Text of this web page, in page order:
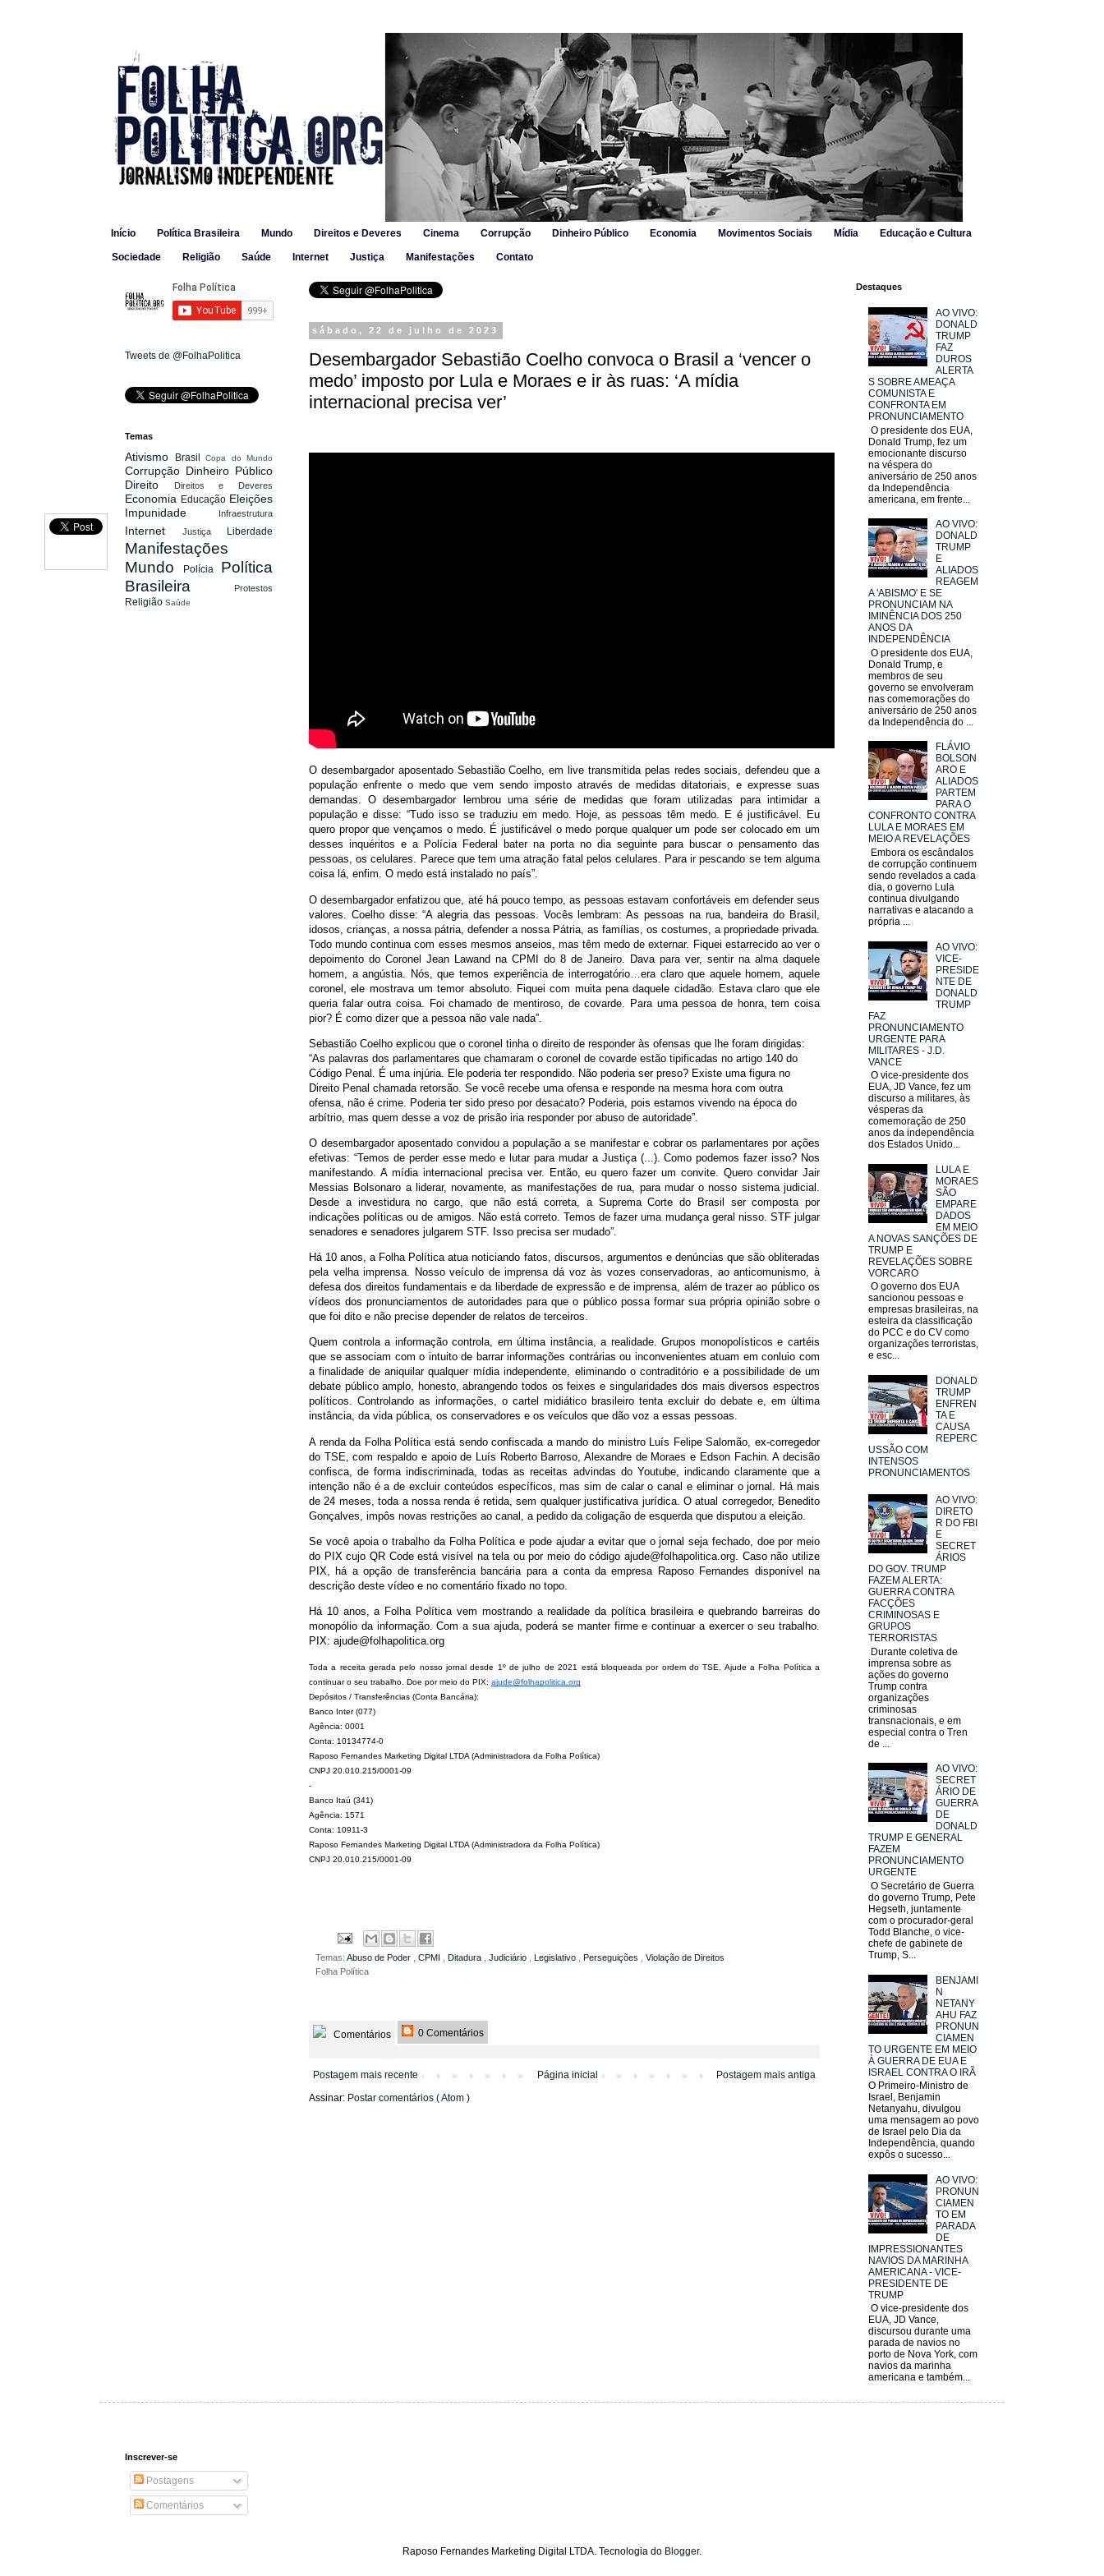
Início Política Brasileira Mundo Direitos e Deveres Cinema Corrupção Dinheiro Público Economia Movimentos Sociais Mídia Educação e Cultura
Sociedade Religião Saúde Internet Justiça Manifestações Contato
sábado, 22 de julho de 2023
Desembargador Sebastião Coelho convoca o Brasil a ‘vencer o
medo’ imposto por Lula e Moraes e ir às ruas: ‘A mídia
internacional precisa ver’
O desembargador aposentado Sebastião Coelho, em live transmitida pelas redes sociais, defendeu que a
população enfrente o medo que vem sendo imposto através de medidas ditatoriais, e expresse suas
demandas. O desembargador lembrou uma série de medidas que foram utilizadas para intimidar a
população e disse: “Tudo isso se traduziu em medo. Hoje, as pessoas têm medo. E é justificável. Eu
quero propor que vençamos o medo. É justificável o medo porque qualquer um pode ser colocado em um
desses inquéritos e a Polícia Federal bater na porta no dia seguinte para buscar o pensamento das
pessoas, os celulares. Parece que tem uma atração fatal pelos celulares. Para ir pescando se tem alguma
coisa lá, enfim. O medo está instalado no país”.
O desembargador enfatizou que, até há pouco tempo, as pessoas estavam confortáveis em defender seus
valores. Coelho disse: “A alegria das pessoas. Vocês lembram: As pessoas na rua, bandeira do Brasil,
idosos, crianças, a nossa pátria, defender a nossa Pátria, as famílias, os costumes, a propriedade privada.
Todo mundo continua com esses mesmos anseios, mas têm medo de externar. Fiquei estarrecido ao ver o
depoimento do Coronel Jean Lawand na CPMI do 8 de Janeiro. Dava para ver, sentir na alma daquele
homem, a angústia. Nós, que temos experiência de interrogatório…era claro que aquele homem, aquele
coronel, ele mostrava um temor absoluto. Fiquei com muita pena daquele cidadão. Estava claro que ele
queria falar outra coisa. Foi chamado de mentiroso, de covarde. Para uma pessoa de honra, tem coisa
pior? É como dizer que a pessoa não vale nada”.
Sebastião Coelho explicou que o coronel tinha o direito de responder às ofensas que lhe foram dirigidas:
“As palavras dos parlamentares que chamaram o coronel de covarde estão tipificadas no artigo 140 do
Código Penal. É uma injúria. Ele poderia ter respondido. Não poderia ser preso? Existe uma figura no
Direito Penal chamada retorsão. Se você recebe uma ofensa e responde na mesma hora com outra
ofensa, não é crime. Poderia ter sido preso por desacato? Poderia, pois estamos vivendo na época do
arbítrio, mas quem desse a voz de prisão iria responder por abuso de autoridade”.
O desembargador aposentado convidou a população a se manifestar e cobrar os parlamentares por ações
efetivas: “Temos de perder esse medo e lutar para mudar a Justiça (...). Como podemos fazer isso? Nos
manifestando. A mídia internacional precisa ver. Então, eu quero fazer um convite. Quero convidar Jair
Messias Bolsonaro a liderar, novamente, as manifestações de rua, para mudar o nosso sistema judicial.
Desde a investidura no cargo, que não está correta, a Suprema Corte do Brasil ser composta por
indicações políticas ou de amigos. Não está correto. Temos de fazer uma mudança geral nisso. STF julgar
senadores e senadores julgarem STF. Isso precisa ser mudado”.
Há 10 anos, a Folha Política atua noticiando fatos, discursos, argumentos e denúncias que são obliteradas
pela velha imprensa. Nosso veículo de imprensa dá voz às vozes conservadoras, ao anticomunismo, à
defesa dos direitos fundamentais e da liberdade de expressão e de imprensa, além de trazer ao público os
vídeos dos pronunciamentos de autoridades para que o público possa formar sua própria opinião sobre o
que foi dito e não precise depender de relatos de terceiros.
Quem controla a informação controla, em última instância, a realidade. Grupos monopolísticos e cartéis
que se associam com o intuito de barrar informações contrárias ou inconvenientes atuam em conluio com
a finalidade de aniquilar qualquer mídia independente, eliminando o contraditório e a possibilidade de um
debate público amplo, honesto, abrangendo todos os feixes e singularidades dos mais diversos espectros
políticos. Controlando as informações, o cartel midiático brasileiro tenta excluir do debate e, em última
instância, da vida pública, os conservadores e os veículos que dão voz a essas pessoas.
A renda da Folha Política está sendo confiscada a mando do ministro Luís Felipe Salomão, ex-corregedor
do TSE, com respaldo e apoio de Luís Roberto Barroso, Alexandre de Moraes e Edson Fachin. A decisão
confisca, de forma indiscriminada, todas as receitas advindas do Youtube, indicando claramente que a
intenção não é a de excluir conteúdos específicos, mas sim de calar o canal e eliminar o jornal. Há mais
de 24 meses, toda a nossa renda é retida, sem qualquer justificativa jurídica. O atual corregedor, Benedito
Gonçalves, impôs novas restrições ao canal, a pedido da coligação de esquerda que disputou a eleição.
Se você apoia o trabalho da Folha Política e pode ajudar a evitar que o jornal seja fechado, doe por meio
do PIX cujo QR Code está visível na tela ou por meio do código ajude@folhapolitica.org. Caso não utilize
PIX, há a opção de transferência bancária para a conta da empresa Raposo Fernandes disponível na
descrição deste vídeo e no comentário fixado no topo.
Há 10 anos, a Folha Política vem mostrando a realidade da política brasileira e quebrando barreiras do
monopólio da informação. Com a sua ajuda, poderá se manter firme e continuar a exercer o seu trabalho.
PIX: ajude@folhapolitica.org
Toda a receita gerada pelo nosso jornal desde 1º de julho de 2021 está bloqueada por ordem do TSE. Ajude a Folha Política a
continuar o seu trabalho. Doe por meio do PIX: ajude@folhapolitica.org
Depósitos / Transferências (Conta Bancária):
Banco Inter (077)
Agência: 0001
Conta: 10134774-0
Raposo Fernandes Marketing Digital LTDA (Administradora da Folha Política)
CNPJ 20.010.215/0001-09
-
Banco Itaú (341)
Agência: 1571
Conta: 10911-3
Raposo Fernandes Marketing Digital LTDA (Administradora da Folha Política)
CNPJ 20.010.215/0001-09
Temas: Abuso de Poder CPMI Ditadura Judiciário Legislativo Perseguições
Violação de Direitos
Folha Política
Comentários 0 Comentários
Postagem mais recente Postagem mais antiga
Página inicial
Assinar: Postar comentários ( Atom )
Tweets de @FolhaPolitica
Temas
Ativismo Brasil Copa do Mundo
Corrupção Dinheiro Público
Direito
Direitos e Deveres
Economia Educação Eleições
Impunidade
Infraestrutura
Internet Justiça Liberdade
Manifestações
Mundo
Polícia Política
Brasileira
Protestos
Religião Saúde
Destaques
AO VIVO:
DONALD
TRUMP
FAZ
DUROS
ALERTA
S SOBRE AMEAÇA
COMUNISTA E
CONFRONTA EM
PRONUNCIAMENTO
O presidente dos EUA,
Donald Trump, fez um
emocionante discurso
na véspera do
aniversário de 250 anos
da Independência
americana, em frente...
AO VIVO:
DONALD
TRUMP
E
ALIADOS
REAGEM
A 'ABISMO' E SE
PRONUNCIAM NA
IMINÊNCIA DOS 250
ANOS DA
INDEPENDÊNCIA
O presidente dos EUA,
Donald Trump, e
membros de seu
governo se envolveram
nas comemorações do
aniversário de 250 anos
da Independência do ...
FLÁVIO
BOLSON
ARO E
ALIADOS
PARTEM
PARA O
CONFRONTO CONTRA
LULA E MORAES EM
MEIO A REVELAÇÕES
Embora os escândalos
de corrupção continuem
sendo revelados a cada
dia, o governo Lula
continua divulgando
narrativas e atacando a
própria ...
AO VIVO:
VICE-
PRESIDE
NTE DE
DONALD
TRUMP
FAZ
PRONUNCIAMENTO
URGENTE PARA
MILITARES - J.D.
VANCE
O vice-presidente dos
EUA, JD Vance, fez um
discurso a militares, às
vésperas da
comemoração de 250
anos da independência
dos Estados Unido...
LULA E
MORAES
SÃO
EMPARE
DADOS
EM MEIO
A NOVAS SANÇÕES DE
TRUMP E
REVELAÇÕES SOBRE
VORCARO
O governo dos EUA
sancionou pessoas e
empresas brasileiras, na
esteira da classificação
do PCC e do CV como
organizações terroristas,
e esc...
DONALD
TRUMP
ENFREN
TA E
CAUSA
REPERC
USSÃO COM
INTENSOS
PRONUNCIAMENTOS
AO VIVO:
DIRETO
R DO FBI
E
SECRET
ÁRIOS
DO GOV. TRUMP
FAZEM ALERTA:
GUERRA CONTRA
FACÇÕES
CRIMINOSAS E
GRUPOS
TERRORISTAS
Durante coletiva de
imprensa sobre as
ações do governo
Trump contra
organizações
criminosas
transnacionais, e em
especial contra o Tren
de ...
AO VIVO:
SECRET
ÁRIO DE
GUERRA
DE
DONALD
TRUMP E GENERAL
FAZEM
PRONUNCIAMENTO
URGENTE
O Secretário de Guerra
do governo Trump, Pete
Hegseth, juntamente
com o procurador-geral
Todd Blanche, o vice-
chefe de gabinete de
Trump, S...
BENJAMI
N
NETANY
AHU FAZ
PRONUN
CIAMEN
TO URGENTE EM MEIO
À GUERRA DE EUA E
ISRAEL CONTRA O IRÃ
O Primeiro-Ministro de
Israel, Benjamin
Netanyahu, divulgou
uma mensagem ao povo
de Israel pelo Dia da
Independência, quando
expôs o sucesso...
AO VIVO:
PRONUN
CIAMEN
TO EM
PARADA
DE
IMPRESSIONANTES
NAVIOS DA MARINHA
AMERICANA - VICE-
PRESIDENTE DE
TRUMP
O vice-presidente dos
EUA, JD Vance,
discursou durante uma
parada de navios no
porto de Nova York, com
navios da marinha
americana e também...
Inscrever-se
Postagens
Comentários
Raposo Fernandes Marketing Digital LTDA. Tecnologia do Blogger.